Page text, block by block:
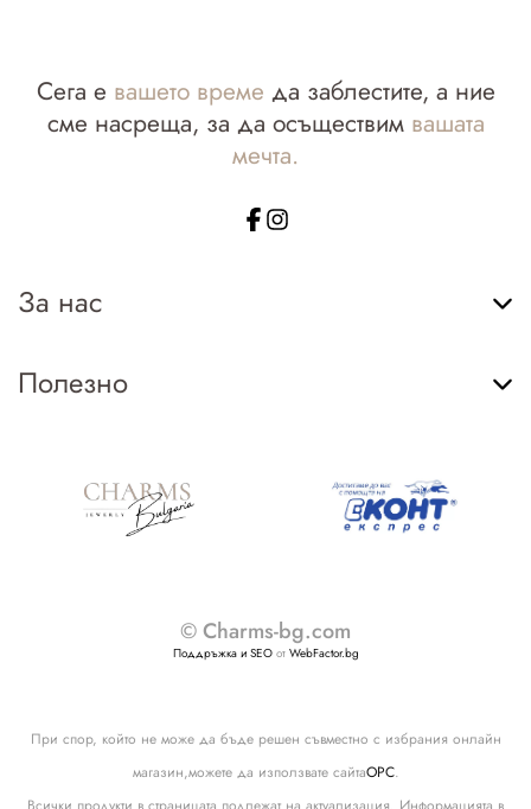
Сега е вашето време да заблестите, а ние
сме насреща, за да осъществим вашата
мечта.
За нас
Полезно
© Charms-bg.com
Поддръжка и SEOот WebFactor.bg
При спор, който не може да бъде решен съвместно с избрания онлайн
магазин,можете да използвате сайтаОРС.